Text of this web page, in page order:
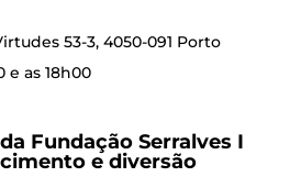
53-3, 4050-091 Porto
e as 18h00
Fundação Serralves I
e diversão